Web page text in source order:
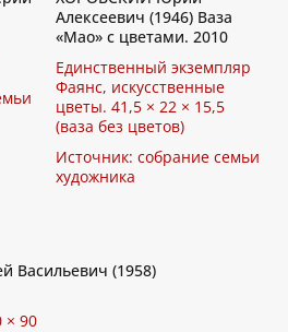
Алексеевич (1946) Ваза
«Мао» с цветами. 2010
Единственный экземпляр
Фаянс, искусственные
цветы. 41,5 × 22 × 15,5
(ваза без цветов)
Источник: собрание семьи
художника
Васильевич (1958)
× 90